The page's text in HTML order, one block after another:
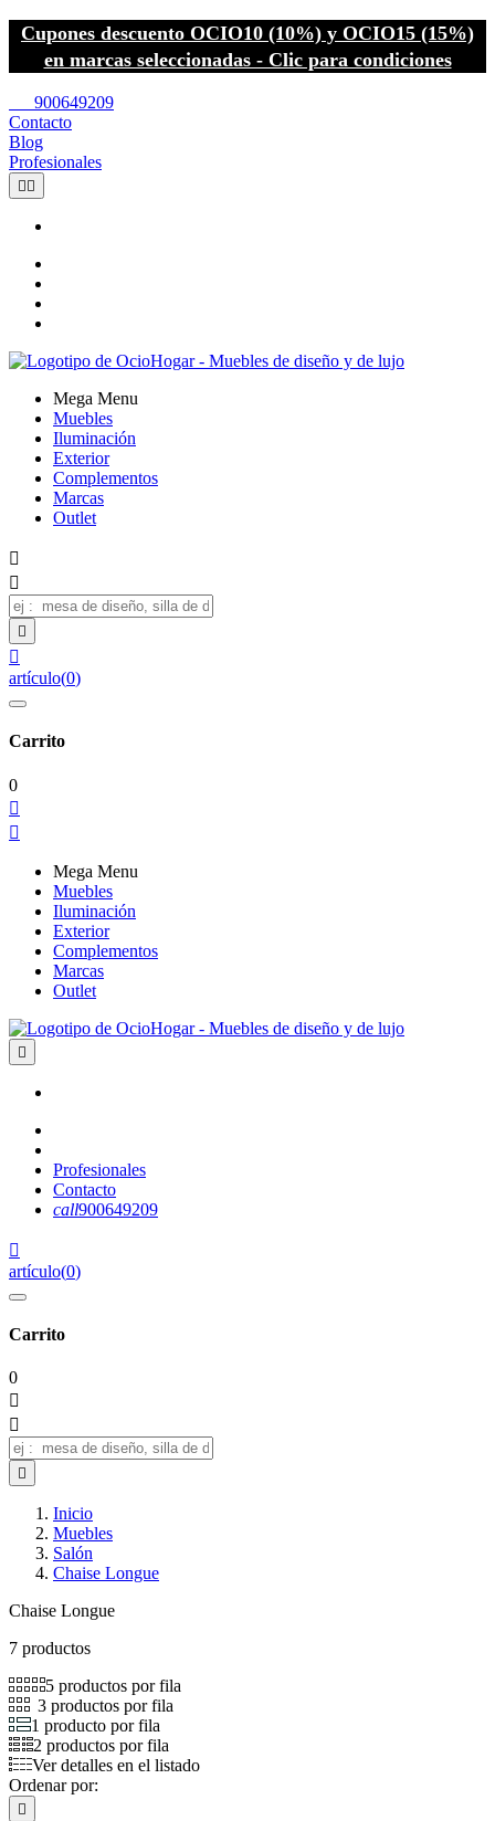
Cupones descuento OCIO10 (10%) y OCIO15 (15%)
en marcas seleccionadas - Clic para condiciones
900649209
Contacto
Blog
Profesionales
 
Mega Menu
Muebles
Iluminación
Exterior
Complementos
Marcas
Outlet




artículo(0)
Carrito
0


Mega Menu
Muebles
Iluminación
Exterior
Complementos
Marcas
Outlet

Profesionales
Contacto
call900649209

artículo(0)
Carrito
0



Inicio
Muebles
Salón
Chaise Longue
Chaise Longue
7 productos
5 productos por fila
3 productos por fila
1 producto por fila
2 productos por fila
Ver detalles en el listado
Ordenar por:
